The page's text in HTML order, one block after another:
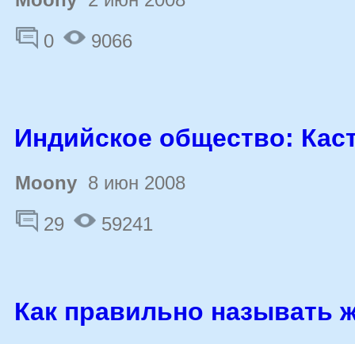
0
9066
Индийское общество:
Moony 8 июн 2008
29
59241
Как правильно называть